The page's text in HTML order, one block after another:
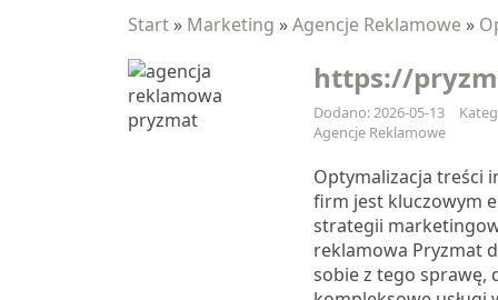
Start » Marketing »Agencje Reklamowe »
https://
Dodano: 2026-05-13
Agencje Reklamowe
Optymalizacja treści
firm jest kluczowym
strategii
reklamowa Pryzmat
sobie z tego sprawę,